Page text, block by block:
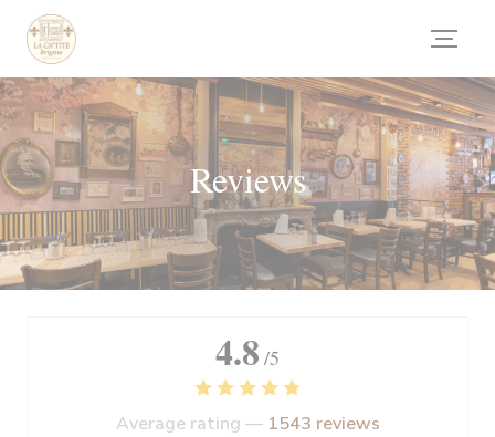
Personalizing your cookie choices
Reviews
4.8 /5
Average rating — 1543 reviews